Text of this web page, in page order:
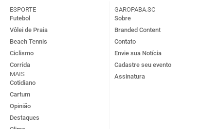
ESPORTE
Futebol
Vôlei de Praia
Beach Tennis
Ciclismo
Corrida
MAIS
Cotidiano
Cartum
Opinião
Destaques
GAROPABA.SC
Sobre
Branded Content
Contato
Envie sua Notícia
Cadastre seu evento
Assinatura